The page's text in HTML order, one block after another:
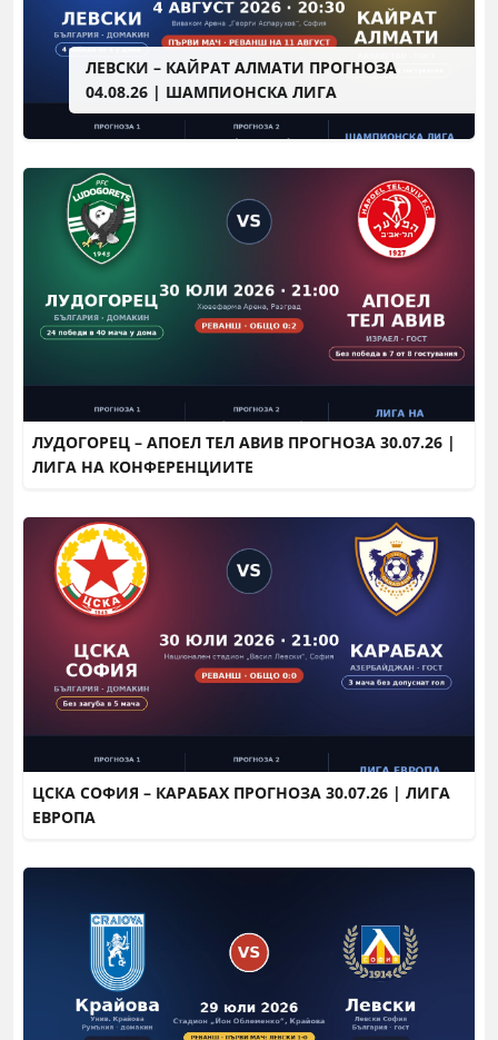
ЛЕВСКИ – КАЙРАТ АЛМАТИ ПРОГНОЗА
04.08.26 | ШАМПИОНСКА ЛИГА
ЛУДОГОРЕЦ – АПОЕЛ ТЕЛ АВИВ ПРОГНОЗА 30.07.26 |
ЛИГА НА КОНФЕРЕНЦИИТЕ
ЦСКА СОФИЯ – КАРАБАХ ПРОГНОЗА 30.07.26 | ЛИГА
ЕВРОПА